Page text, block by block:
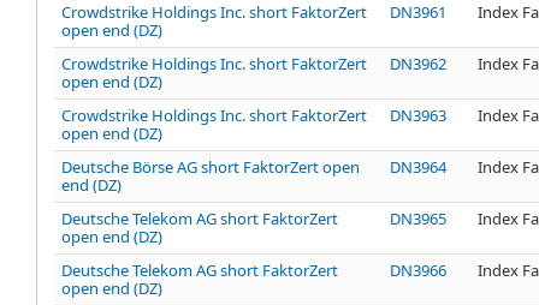
Crowdstrike Holdings Inc. short FaktorZert
open end (DZ)
DN3961 Index
Crowdstrike Holdings Inc. short FaktorZert
open end (DZ)
DN3962 Index
Crowdstrike Holdings Inc. short FaktorZert
open end (DZ)
DN3963 Index
Deutsche Börse AG short FaktorZert open
end (DZ)
DN3964 Index
Deutsche Telekom AG short FaktorZert
open end (DZ)
DN3965 Index
Deutsche Telekom AG short FaktorZert
open end (DZ)
DN3966 Index